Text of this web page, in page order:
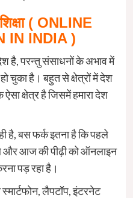
( ONLINE
IN INDIA )
है, परन्तु संसाधनों के अभाव में
चुका है। बहुत से क्षेत्रों में देश
क्षेत्र है जिसमें हमारा देश
है, बस फर्क इतना है कि पहले
और आज की पीढ़ी को ऑनलाइन
पड़ रहा है।
लैपटॉप, इंटरनेट